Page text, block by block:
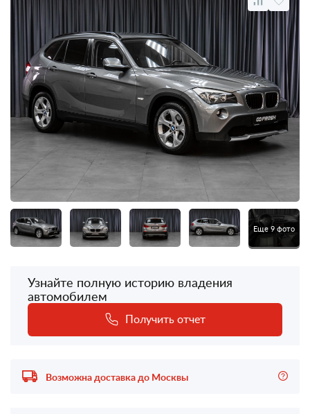
Еще 9 фото
Узнайте полную историю владения
автомобилем
Получить отчет
Возможна доставка до Москвы